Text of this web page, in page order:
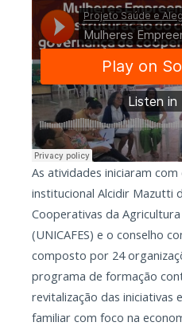
As atividades iniciaram
institucional Alcidir Mazutti
Cooperativas da
(UNICAFES) e o conselho
composto por 24
programa de formação
revitalização das iniciativas
familiar com foco na